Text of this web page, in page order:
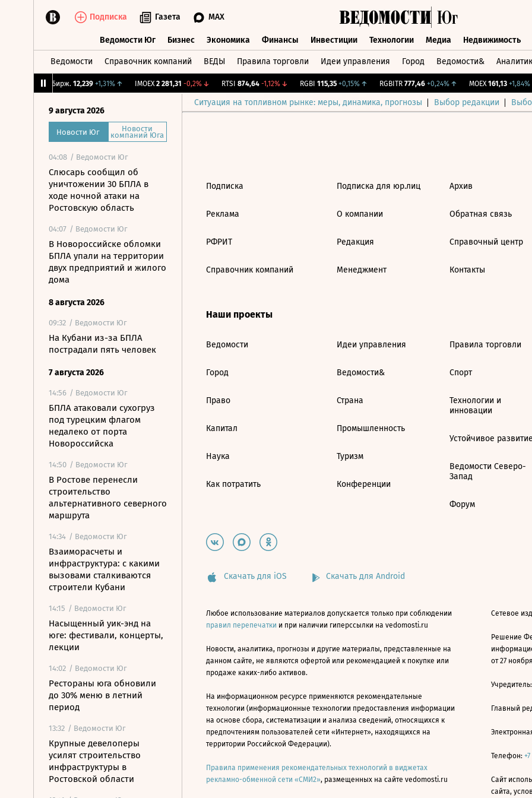
Подписка Газета MAX
Ведомости Юг Бизнес Экономика Финансы Инвестиции Технологии Медиа Недвижимость
Ведомости Справочник компаний ВЕДЫ Правила торговли Идеи управления Город Ведомости&
CNY Бирж. 12,239 +1,31%↑ IMOEX 2 281,31 -0,2%↓ RTSI 874,64 -1,12%↓ RGBI 115,35 +0,15%↑ RGBITR 777,46 +0,24%↑ MOEX 161,13 +1,84%
Ситуация на топливном рынке: меры, динамика, прогнозы Выбор редакции
9 августа 2026
Новости Юг Новости
компаний Юга
04:08 / Ведомости Юг
Слюсарь сообщил об
уничтожении 30 БПЛА в
ходе ночной атаки на
Ростовскую область
04:07 / Ведомости Юг
В Новороссийске обломки
БПЛА упали на территории
двух предприятий и жилого
дома
8 августа 2026
09:32 / Ведомости Юг
На Кубани из-за БПЛА
пострадали пять человек
7 августа 2026
14:56 / Ведомости Юг
БПЛА атаковали сухогруз
под турецким флагом
недалеко от порта
Новороссийска
14:50 / Ведомости Юг
В Ростове перенесли
строительство
альтернативного северного
маршрута
14:34 / Ведомости Юг
Взаиморасчеты и
инфраструктура: с какими
вызовами сталкиваются
строители Кубани
14:15 / Ведомости Юг
Насыщенный уик-энд на
юге: фестивали, концерты,
лекции
14:02 / Ведомости Юг
Рестораны юга обновили
до 30% меню в летний
период
13:32 / Ведомости Юг
Крупные девелоперы
усилят строительство
инфраструктуры в
Ростовской области
Подписка
Реклама
РФРИТ
Справочник компаний
Подписка для юр.лиц
О компании
Редакция
Менеджмент
Архив
Обратная связь
Справочный центр
Контакты
Наши проекты
Ведомости
Город
Право
Капитал
Наука
Как потратить
Идеи управления
Ведомости&
Страна
Промышленность
Туризм
Конференции
Правила торговли
Спорт
Технологии и
инновации
Устойчивое
Ведомости Северо-
Запад
Форум
Скачать для iOS Скачать для Android
Любое использование материалов допускается только при соблюдении
правил перепечатки и при наличии гиперссылки на vedomosti.ru
Новости, аналитика, прогнозы и другие материалы, представленные на
данном сайте, не являются офертой или рекомендацией к покупке или
продаже каких-либо активов.
На информационном ресурсе применяются рекомендательные
технологии (информационные технологии предоставления информации
на основе сбора, систематизации и анализа сведений, относящихся к
предпочтениям пользователей сети «Интернет», находящихся на
территории Российской Федерации).
Правила применения рекомендательных технологий в виджетах
рекламно-обменной сети «СМИ2», размещенных на сайте vedomosti.ru
Сетевое
Решение
от 27
Главный
Телефон:
Сайт
сайта,